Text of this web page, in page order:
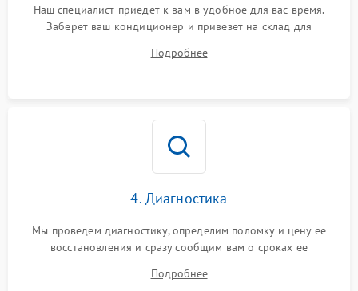
Наш специалист приедет к вам в удобное для вас время.
Заберет ваш кондиционер и привезет на склад для
Подробнее
4. Диагностика
Мы проведем диагностику, определим поломку и цену ее
восстановления и сразу сообщим вам о сроках ее
Подробнее